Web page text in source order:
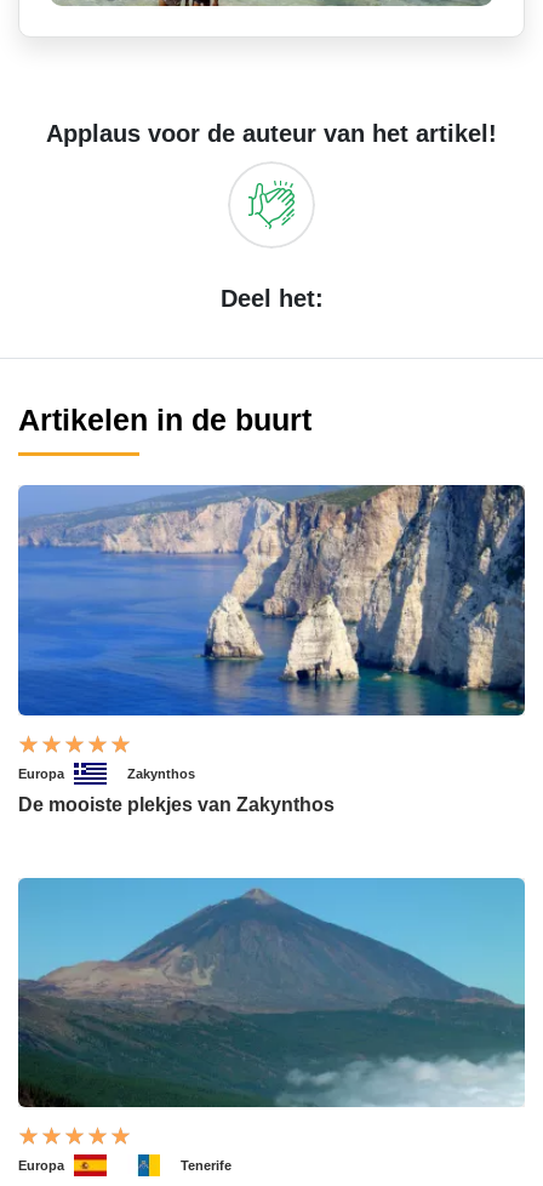
Applaus voor de auteur van het artikel!
Deel het:
Artikelen in de buurt
Europa Zakynthos
De mooiste plekjes van Zakynthos
Europa Tenerife